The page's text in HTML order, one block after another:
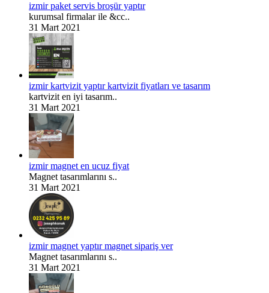
izmir paket servis broşür yaptır
kurumsal firmalar ile &cc..
31 Mart 2021
izmir kartvizit yaptır kartvizit fiyatları ve tasarım
kartvizit en iyi tasarım..
31 Mart 2021
izmir magnet en ucuz fiyat
Magnet tasarımlarını s..
31 Mart 2021
izmir magnet yaptır magnet sipariş ver
Magnet tasarımlarını s..
31 Mart 2021